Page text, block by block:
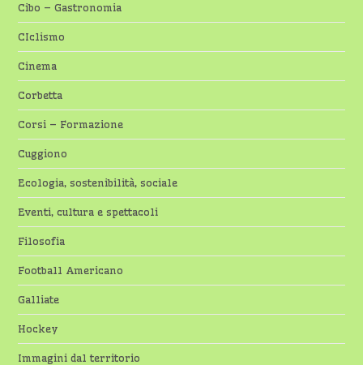
Cibo – Gastronomia
CIclismo
Cinema
Corbetta
Corsi – Formazione
Cuggiono
Ecologia, sostenibilità, sociale
Eventi, cultura e spettacoli
Filosofia
Football Americano
Galliate
Hockey
Immagini dal territorio